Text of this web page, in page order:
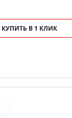
КУПИТЬ В 1 КЛИК